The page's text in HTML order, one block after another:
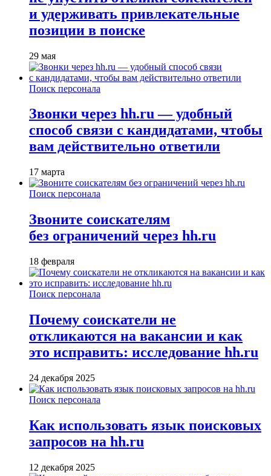
и удерживать привлекательные
позиции в поиске
29 мая
Поиск персонала
Звонки через hh.ru — удобный
способ связи с кандидатами, чтобы
вам действительно ответили
17 марта
Поиск персонала
Звоните соискателям
без ограничений через hh.ru
18 февраля
Поиск персонала
Почему соискатели не
откликаются на вакансии и как
это исправить: исследование hh.ru
24 декабря 2025
Поиск персонала
Как использовать язык поисковых
запросов на hh.ru
12 декабря 2025